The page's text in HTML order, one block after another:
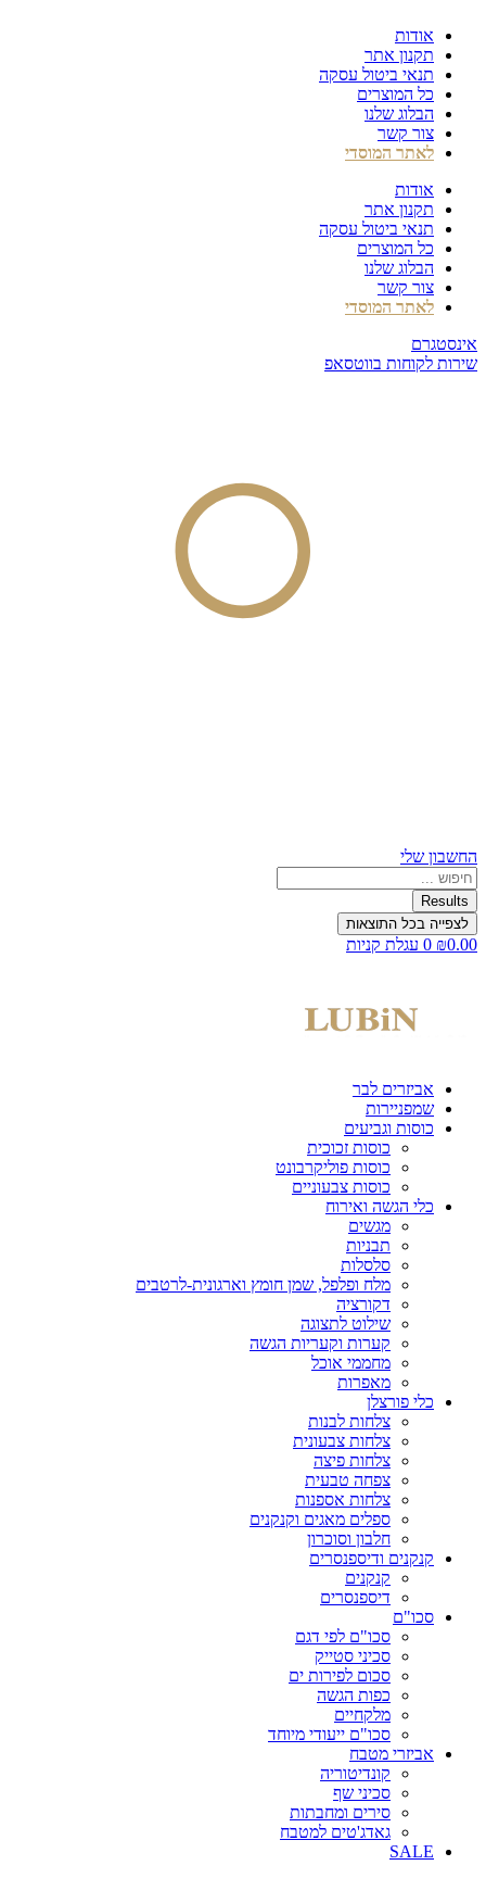
לתוכן
אודות
תקנון אתר
תנאי ביטול עסקה
כל המוצרים
הבלוג שלנו
צור קשר
לאתר המוסדי
אודות
תקנון אתר
תנאי ביטול עסקה
כל המוצרים
הבלוג שלנו
צור קשר
לאתר המוסדי
אינסטגרם
שירות לקוחות בווטסאפ
החשבון שלי
Search
...
Results
לצפייה בכל התוצאות
₪0.00
0 עגלת קניות
אביזרים לבר
שמפניירות
כוסות וגביעים
כוסות זכוכית
כוסות פוליקרבונט
כוסות צבעוניים
כלי הגשה ואירוח
מגשים
תבניות
סלסלות
מלח ופלפל, שמן חומץ וארגונית-לרטבים
דקורציה
שילוט לתצוגה
קערות וקעריות הגשה
מחממי אוכל
מאפרות
כלי פורצלן
צלחות לבנות
צלחות צבעונית
צלחות פיצה
צפחה טבעית
צלחות אספנות
ספלים מאגים וקנקנים
חלבון וסוכרון
קנקנים ודיספנסרים
קנקנים
דיספנסרים
סכו"ם
סכו"ם לפי דגם
סכיני סטייק
סכום לפירות ים
כפות הגשה
מלקחיים
סכו"ם ייעודי מיוחד
אביזרי מטבח
קונדיטוריה
סכיני שף
סירים ומחבתות
גאדג'טים למטבח
SALE